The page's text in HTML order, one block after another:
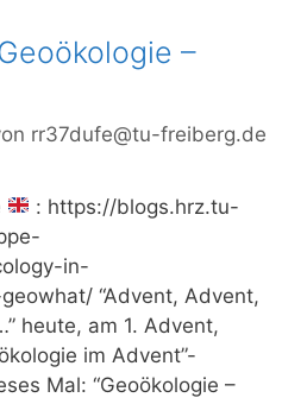
–
rr37dufe@tu-freiberg.de
: https://blogs.hrz.tu-
in-
“Advent, Advent,
heute, am 1. Advent,
im Advent”-
Mal: “Geoökologie –